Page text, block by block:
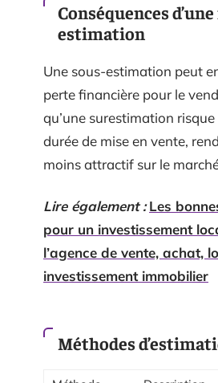
Conséquences
estimation
Une sous-estimation peut
perte financière pour le
qu’une surestimation
durée de mise en vente,
moins attractif sur le
Lire également : Les
pour un investissement
l’agence de vente, achat,
investissement immobilier
Méthodes